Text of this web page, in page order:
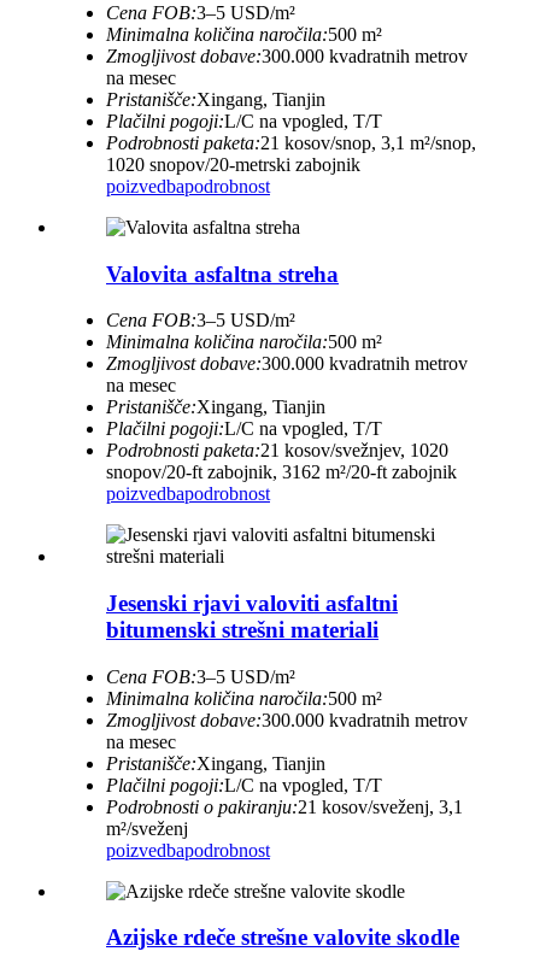
Cena FOB:3–5 USD/m²
Minimalna količina naročila:500 m²
Zmogljivost dobave:300.000 kvadratnih metrov
na mesec
Pristanišče:Xingang, Tianjin
Plačilni pogoji:L/C na vpogled, T/T
Podrobnosti paketa:21 kosov/snop, 3,1 m²/snop,
1020 snopov/20-metrski zabojnik
poizvedbapodrobnost
Valovita asfaltna streha
Cena FOB:3–5 USD/m²
Minimalna količina naročila:500 m²
Zmogljivost dobave:300.000 kvadratnih metrov
na mesec
Pristanišče:Xingang, Tianjin
Plačilni pogoji:L/C na vpogled, T/T
Podrobnosti paketa:21 kosov/svežnjev, 1020
snopov/20-ft zabojnik, 3162 m²/20-ft zabojnik
poizvedbapodrobnost
Jesenski rjavi valoviti asfaltni
bitumenski strešni materiali
Cena FOB:3–5 USD/m²
Minimalna količina naročila:500 m²
Zmogljivost dobave:300.000 kvadratnih metrov
na mesec
Pristanišče:Xingang, Tianjin
Plačilni pogoji:L/C na vpogled, T/T
Podrobnosti o pakiranju:21 kosov/sveženj, 3,1
m²/sveženj
poizvedbapodrobnost
Azijske rdeče strešne valovite skodle